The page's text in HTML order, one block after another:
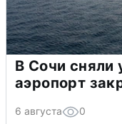
В Сочи сняли
аэропорт
6 августа 0